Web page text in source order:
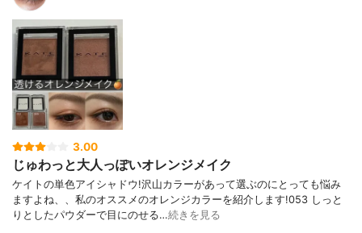
3.00
じゅわっと大人っぽいオレンジメイク
ケイトの単色アイシャドウ!沢山カラーがあって選ぶのにとっても悩み
ますよね、、私のオススメのオレンジカラーを紹介します!053 しっと
りとしたパウダーで目にのせる…続きを見る